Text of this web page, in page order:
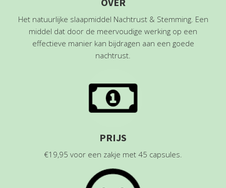
Het natuurlijke slaapmiddel Nachtrust & Stemming. Een
middel dat door de meervoudige werking op een
effectieve manier kan bijdragen aan een goede
nachtrust.
PRIJS
€19,95 voor een zakje met 45 capsules.